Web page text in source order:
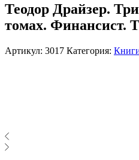
Теодор Драйзер.
томах. Финансист.
Артикул: 3017 Категория: